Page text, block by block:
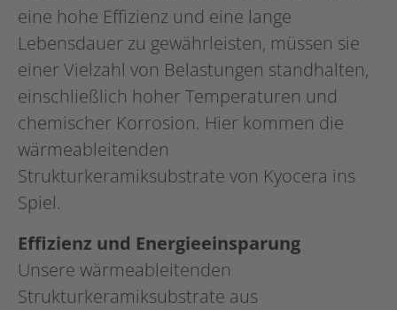
eine hohe Effizienz und eine lange
Lebensdauer zu gewährleisten, müssen sie
einer Vielzahl von Belastungen standhalten,
einschließlich hoher Temperaturen und
chemischer Korrosion. Hier kommen die
wärmeableitenden
Strukturkeramiksubstrate von Kyocera ins
Spiel.
Effizienz und Energieeinsparung
Unsere wärmeableitenden
Strukturkeramiksubstrate aus